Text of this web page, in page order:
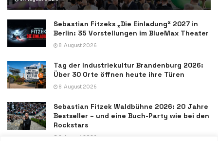
Sebastian Fitzeks „Die Einladung“ 2027 in
Berlin: 35 Vorstellungen im BlueMax Theater
8. August 2026
Tag der Industriekultur Brandenburg 2026:
Über 30 Orte öffnen heute ihre Türen
8. August 2026
Sebastian Fitzek Waldbühne 2026: 20 Jahre
Bestseller – und eine Buch-Party wie bei den
Rockstars
8. August 2026